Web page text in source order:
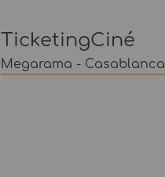
TicketingCiné
Megarama - Casablanca